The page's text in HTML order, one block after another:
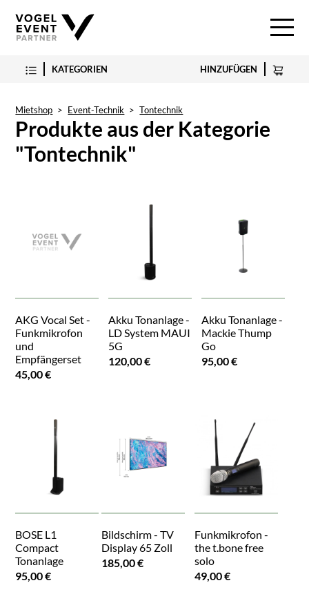
KATEGORIEN HINZUFÜGEN
Mietshop > Event-Technik > Tontechnik
Produkte aus der Kategorie
"Tontechnik"
AKG Vocal Set -
Funkmikrofon
und
Empfängerset
45,00 €
Akku Tonanlage -
LD System MAUI
5G
120,00 €
Akku Tonanlage -
Mackie Thump
Go
95,00 €
BOSE L1
Compact
Tonanlage
95,00 €
Bildschirm - TV
Display 65 Zoll
185,00 €
Funkmikrofon -
the t.bone free
solo
49,00 €